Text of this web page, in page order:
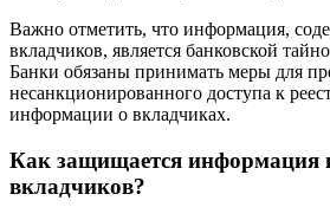
Важно отметить, что информация,
вкладчиков, является банковской
Банки обязаны принимать меры для
несанкционированного доступа к
информации о вкладчиках.
Как защищается информация
вкладчиков?